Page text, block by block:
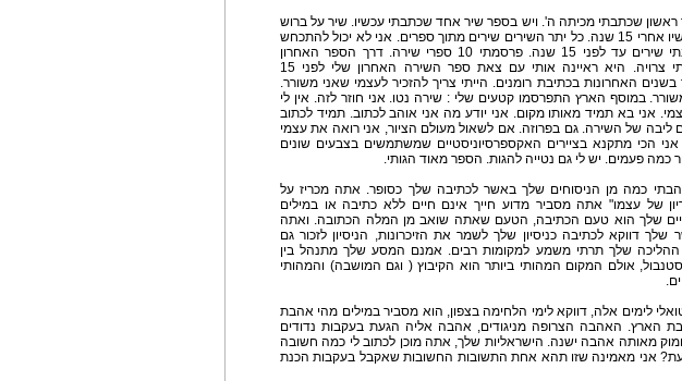
ראשון שכתבתי מכיתה ה'. ויש בספר שיר אחד שכתבתי עכשיו. שיר על ברוש
שיר שכתבתי עכשיו אחרי 15 שנה. כל יתר השירים שירים מתוך ספרים. אני לא יכול להתכחש
לשנים. אני כתבתי שירים עד לפני 15 שנה. פרסמתי 10 ספרי שירה. דרך הספר האחרון
הכרתי את אישתי צרויה. היא ראיינה אותי עם צאת ספר השירה האחרון שלי לפני 15
בשנים האחרונות בכתיבת רומנים. הייתי צריך להזכיר לעצמי שאני משורר.
משורר. במוסף הארץ התפרסמו קטעים שלי : שירה נטו. אני חוזר לזה. אין לי
אני בא תמיד מאותו מקום. אני יודע מה אני אוהב לכתוב. תמיד לכתוב
של השירה. גם בפרוזה. אם לשאול מעולם הציור, אני רואה את עצמי
אני הכי מתקנא בציירים האקספרסיוניסטיים שמשתמשים בצבעים שונים
כמה פעמים. יש לי גם נטייה להגות. הספר מאוד הגותי.
כמה מן הניסוחים שלך באשר לכתיבה שלך כסופר. אתה מכריז על
של עצמו" אתה מסביר מדוע חייך אינם חיים ללא כתיבה או במילים
שלך הוא טעם הכתיבה, הטעם שאתה שואב מן המלה הכתובה. ואתה
דווקא לכתיבה כניסיון שלך לשמר את הזיכרונות, הניסיון לזכור גם
ההליכה שלך תרתי משמע למקומות רבים. אמנם המסע שלך מתנהל בין
אולם המקום המהותי ביותר הוא הקיבוץ ( וגם המושבה) והמהותי
לימים אלה, דווקא לימי הלחימה בצפון, הוא מסביר במילים מהי אהבת
הארץ. האהבה הצרופה מניגודים, אהבה אליה הגעת בעקבות נדודים
מאותה אהבה ישנה. הישראליות שלך, אתה מוכן לכתוב לי כמה חשובה
אני מאמינה שזו תהא אחת התשובות החשובות שאקבל בעקבות הכנת